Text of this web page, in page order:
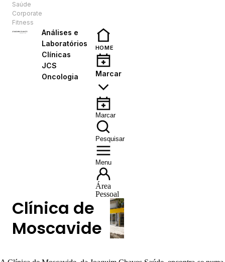
Saúde
Corporate
Fitness
Análises e
Laboratórios
Clínicas
JCS
Oncologia
HOME
Marcar
Marcar
Pesquisar
Menu
Área
Pessoal
Clínica de
Moscavide